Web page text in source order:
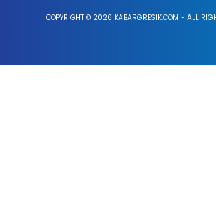
COPYRIGHT © 2026 KABARGRESIK.COM - ALL